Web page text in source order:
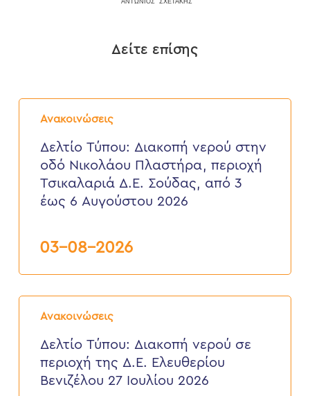
ΑΝΤΩΝΙΟΣ ΣΧΕΤΑΚΗΣ
Δείτε επίσης
Ανακοινώσεις
Δελτίο
Τύπου:
νερού
στην
Νικολάου
Πλαστήρα,
περιοχή
Σούδας,
έως
2026
Δελτίο Τύπου: Διακοπή νερού στην
οδό Νικολάου Πλαστήρα, περιοχή
Τσικαλαριά Δ.Ε. Σούδας, από 3
έως 6 Αυγούστου 2026
03-08-2026
Ανακοινώσεις
Δελτίο
Τύπου:
νερού
περιοχή
Δελτίο Τύπου: Διακοπή νερού σε
περιοχή της Δ.Ε. Ελευθερίου
Βενιζέλου 27 Ιουλίου 2026